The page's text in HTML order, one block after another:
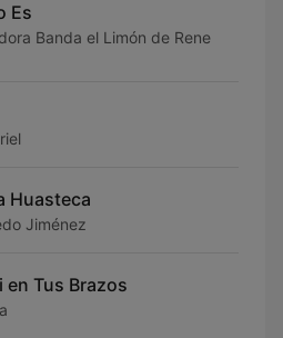
Es
Banda el Limón de Rene
Huasteca
Jiménez
en Tus Brazos